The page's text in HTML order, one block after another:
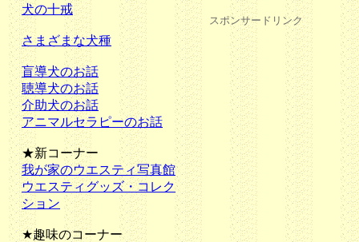
スポンサードリンク
犬の十戒
さまざまな犬種
盲導犬のお話
聴導犬のお話
介助犬のお話
アニマルセラピーのお話
★新コーナー
我が家のウエスティ写真館
ウエスティグッズ・コレク
ション
★趣味のコーナー